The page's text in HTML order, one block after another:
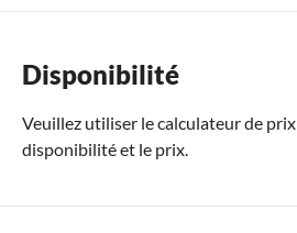
Disponibilité
Veuillez utiliser lecalculateur de prix
disponibilité et le prix.